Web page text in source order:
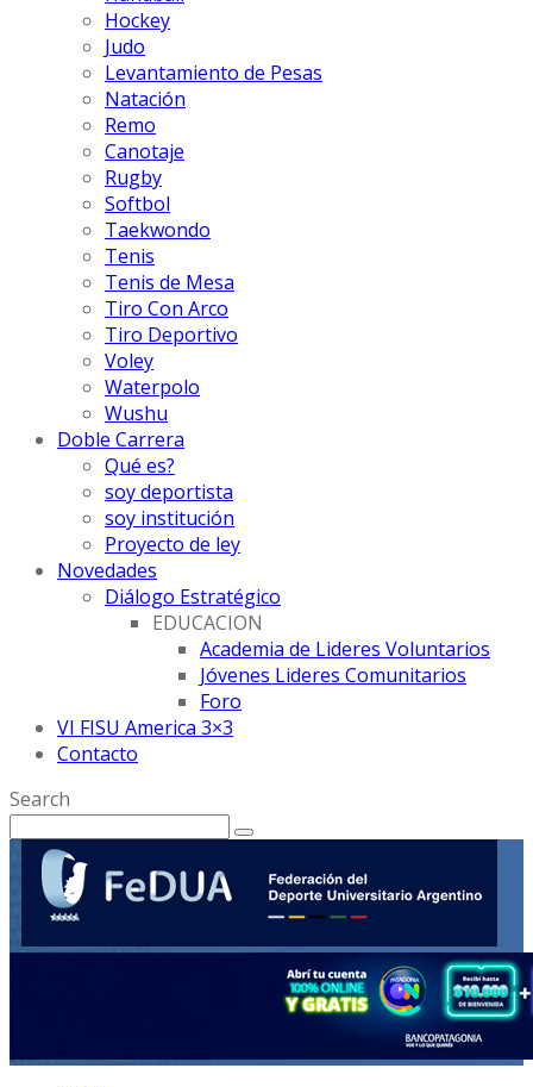
Hockey
Judo
Levantamiento de Pesas
Natación
Remo
Canotaje
Rugby
Softbol
Taekwondo
Tenis
Tenis de Mesa
Tiro Con Arco
Tiro Deportivo
Voley
Waterpolo
Wushu
Doble Carrera
Qué es?
soy deportista
soy institución
Proyecto de ley
Novedades
Diálogo Estratégico
EDUCACION
Academia de Lideres Voluntarios
Jóvenes Lideres Comunitarios
Foro
VI FISU America 3×3
Contacto
Search